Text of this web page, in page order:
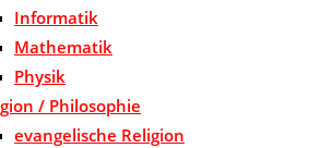
Informatik
Mathematik
Physik
/ Philosophie
evangelische Religion